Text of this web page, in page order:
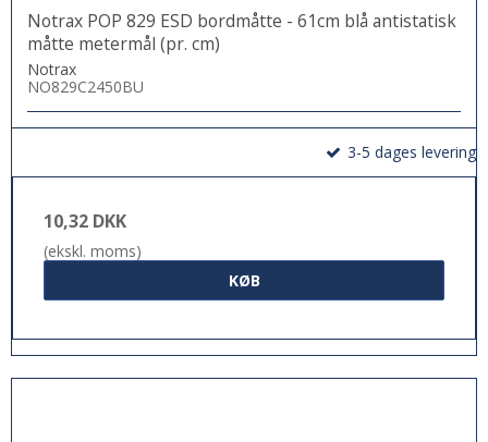
Notrax POP 829 ESD bordmåtte - 61cm blå antistatisk
måtte metermål (pr. cm)
Notrax
NO829C2450BU
3-5 dages levering
10,32 DKK
(ekskl. moms)
KØB